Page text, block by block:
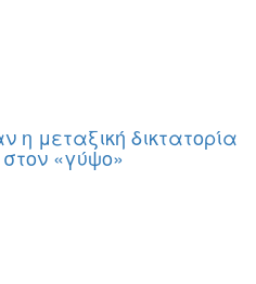
η μεταξική δικτατορία
«γύψο»